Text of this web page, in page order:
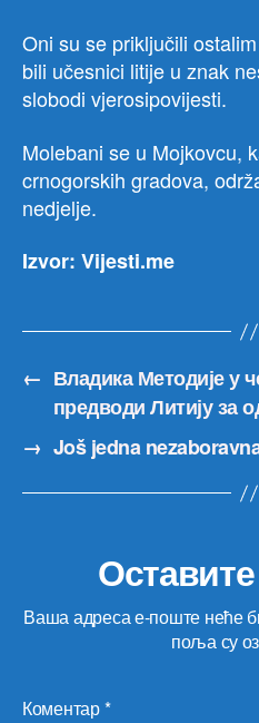
Oni su se priključili
bili učesnici litije u znak
slobodi vjerosipovijesti.
Molebani se u Mojkovcu,
crnogorskih gradova,
nedjelje.
Izvor: Vijesti.me
← Владика Методије у
предводи Литију за
→ Još jedna
Ваша адреса е-поште неће
поља су
Коментар*